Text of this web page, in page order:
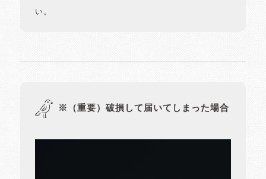
い。
※（重要）破損して届いてしまった場合